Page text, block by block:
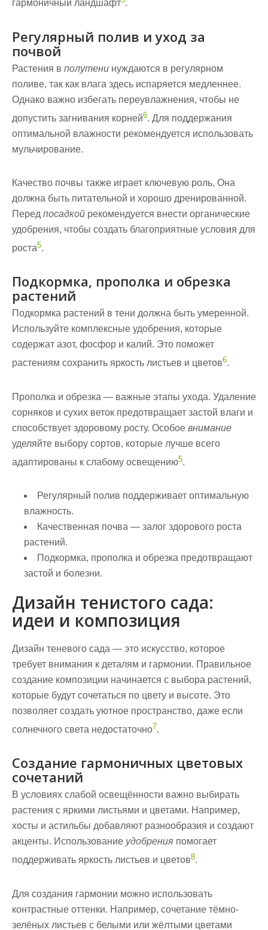
гармоничный ландшафт .
Регулярный полив и уход за
почвой
Растения в полутени нуждаются в регулярном
поливе, так как влага здесь испаряется медленнее.
Однако важно избегать переувлажнения, чтобы не
допустить загнивания корней6. Для поддержания
оптимальной влажности рекомендуется использовать
мульчирование.
Качество почвы также играет ключевую роль. Она
должна быть питательной и хорошо дренированной.
Перед посадкой рекомендуется внести органические
удобрения, чтобы создать благоприятные условия для
роста5.
Подкормка, прополка и обрезка
растений
Подкормка растений в тени должна быть умеренной.
Используйте комплексные удобрения, которые
содержат азот, фосфор и калий. Это поможет
растениям сохранить яркость листьев и цветов6.
Прополка и обрезка — важные этапы ухода. Удаление
сорняков и сухих веток предотвращает застой влаги и
способствует здоровому росту. Особое внимание
уделяйте выбору сортов, которые лучше всего
адаптированы к слабому освещению5.
Регулярный полив поддерживает оптимальную
влажность.
Качественная почва — залог здорового роста
растений.
Подкормка, прополка и обрезка предотвращают
застой и болезни.
Дизайн тенистого сада:
идеи и композиция
Дизайн теневого сада — это искусство, которое
требует внимания к деталям и гармонии. Правильное
создание композиции начинается с выбора растений,
которые будут сочетаться по цвету и высоте. Это
позволяет создать уютное пространство, даже если
солнечного света недостаточно7.
Создание гармоничных цветовых
сочетаний
В условиях слабой освещённости важно выбирать
растения с яркими листьями и цветами. Например,
хосты и астильбы добавляют разнообразия и создают
акценты. Использование удобрения помогает
поддерживать яркость листьев и цветов8.
Для создания гармонии можно использовать
контрастные оттенки. Например, сочетание тёмно-
зелёных листьев с белыми или жёлтыми цветами